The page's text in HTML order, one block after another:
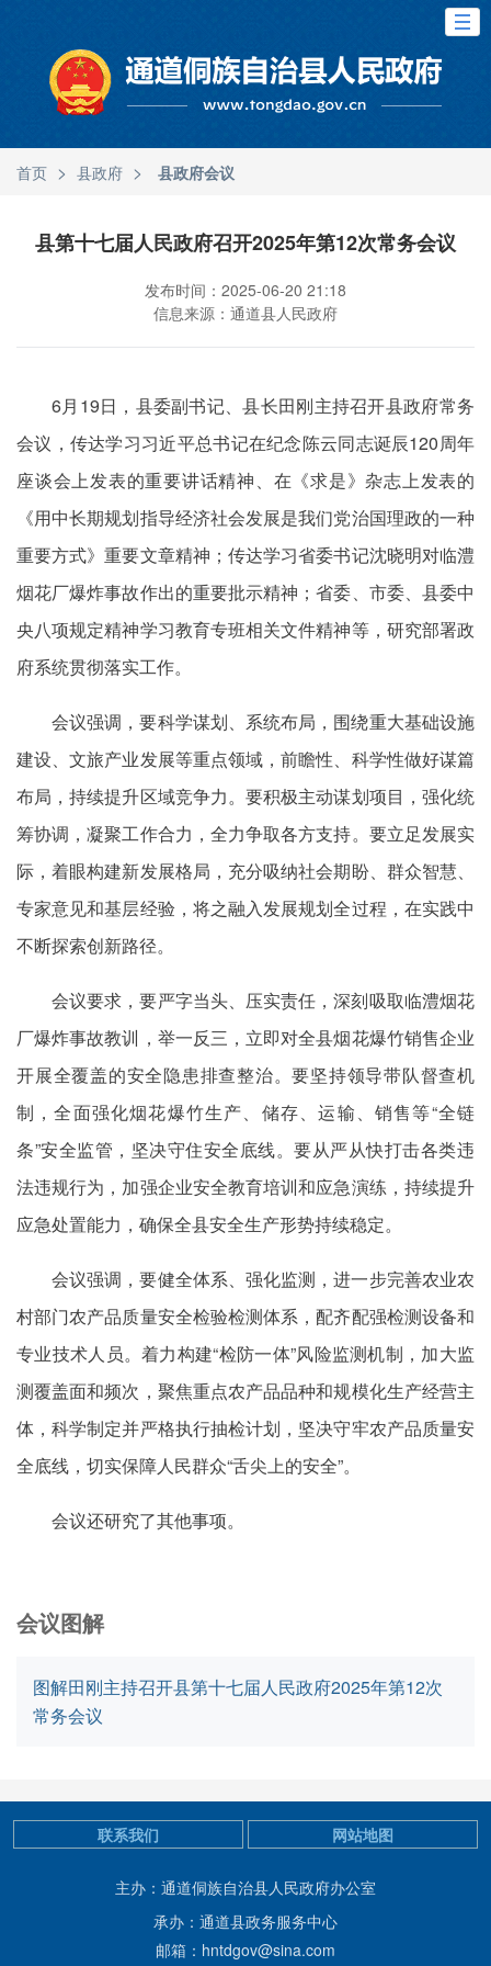
首页 > 县政府 > 县政府会议
县第十七届人民政府召开2025年第12次常务会议
发布时间：2025-06-20 21:18
信息来源：通道县人民政府
6月19日，县委副书记、县长田刚主持召开县政府常务
会议，传达学习习近平总书记在纪念陈云同志诞辰120周年
座谈会上发表的重要讲话精神、在《求是》杂志上发表的
《用中长期规划指导经济社会发展是我们党治国理政的一种
重要方式》重要文章精神；传达学习省委书记沈晓明对临澧
烟花厂爆炸事故作出的重要批示精神；省委、市委、县委中
央八项规定精神学习教育专班相关文件精神等，研究部署政
府系统贯彻落实工作。
会议强调，要科学谋划、系统布局，围绕重大基础设施
建设、文旅产业发展等重点领域，前瞻性、科学性做好谋篇
布局，持续提升区域竞争力。要积极主动谋划项目，强化统
筹协调，凝聚工作合力，全力争取各方支持。要立足发展实
际，着眼构建新发展格局，充分吸纳社会期盼、群众智慧、
专家意见和基层经验，将之融入发展规划全过程，在实践中
不断探索创新路径。
会议要求，要严字当头、压实责任，深刻吸取临澧烟花
厂爆炸事故教训，举一反三，立即对全县烟花爆竹销售企业
开展全覆盖的安全隐患排查整治。要坚持领导带队督查机
制，全面强化烟花爆竹生产、储存、运输、销售等“全链
条”安全监管，坚决守住安全底线。要从严从快打击各类违
法违规行为，加强企业安全教育培训和应急演练，持续提升
应急处置能力，确保全县安全生产形势持续稳定。
会议强调，要健全体系、强化监测，进一步完善农业农
村部门农产品质量安全检验检测体系，配齐配强检测设备和
专业技术人员。着力构建“检防一体”风险监测机制，加大监
测覆盖面和频次，聚焦重点农产品品种和规模化生产经营主
体，科学制定并严格执行抽检计划，坚决守牢农产品质量安
全底线，切实保障人民群众“舌尖上的安全”。
会议还研究了其他事项。
会议图解
图解田刚主持召开县第十七届人民政府2025年第12次
常务会议
主办：通道侗族自治县人民政府办公室
承办：通道县政务服务中心
邮箱：hntdgov@sina.com
联系我们 网站地图